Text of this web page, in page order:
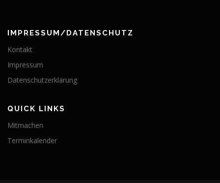
IMPRESSUM/DATENSCHUTZ
Kontakt
Impressum
Datenschutzerklärung
QUICK LINKS
Mitmachen
Terminkalender